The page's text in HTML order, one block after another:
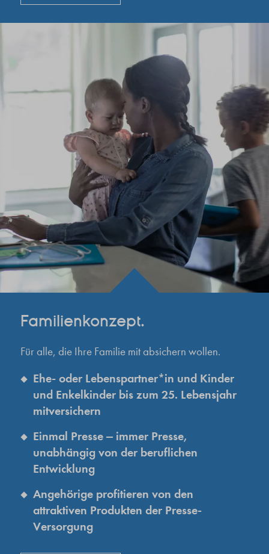
Familienkonzept.
Für alle, die Ihre Familie mit absichern wollen.
Ehe- oder Lebenspartner*in und Kinder
und Enkelkinder bis zum 25. Lebensjahr
mitversichern
Einmal Presse ‒ immer Presse,
unabhängig von der beruflichen
Entwicklung
Angehörige profitieren von den
attraktiven Produkten der Presse-
Versorgung